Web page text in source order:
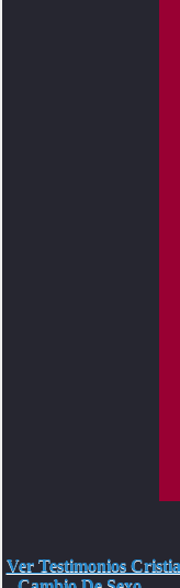
Ver Testimonios